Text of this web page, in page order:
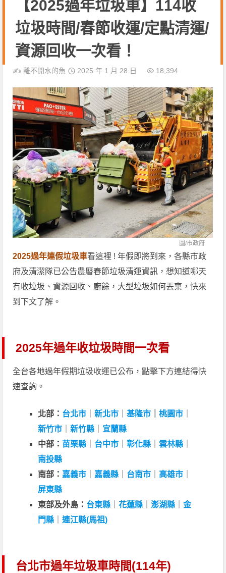
【2025過年垃圾車】114收
垃圾時間/春節收運/定點清運/
資源回收一次看！
✍️離不開水的魚 2025 年 1 月 28 日 18,394
圖/市政府
2025過年連假垃圾車看這裡 ! 年假即將到來，各縣市政
府及清潔隊已公告農曆春節垃圾清運資訊，想知道哪天
有收垃圾、資源回收、廚餘，大型垃圾如何丟棄，快來
到下文了解。
2025年過年收垃圾時間一次看
全台各地過年假期垃圾收運已公布，點擊下方連結得快
速查詢。
北部： 台北市 ｜新北市 ｜基隆市 ｜桃園市
新竹市 ｜新竹縣
宜蘭縣
中部： 苗栗縣 台中市 ｜彰化縣 ｜雲林縣
南投縣
南部： 嘉義市 嘉義縣 台南市 高雄市
屏東縣
東部及外島： 台東縣 ｜花蓮縣 ｜澎湖縣 ｜金
門縣 ｜連江縣(馬祖)
台北市過年垃圾車時間(114年)